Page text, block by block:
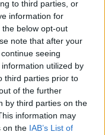
to third parties, or
information for
below opt-out
note that after your
seeing
utilized by
third parties prior to
of the further
by third parties on the
information may
on the IAB’s List of